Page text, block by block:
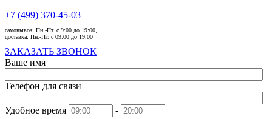
+7 (499) 370-45-03
самовывоз: Пн.-Пт. с 9:00 до 19:00,
доставка: Пн.-Пт. с 09:00 до 19.00
ЗАКАЗАТЬ ЗВОНОК
Ваше имя
Телефон для связи
Удобное время
-